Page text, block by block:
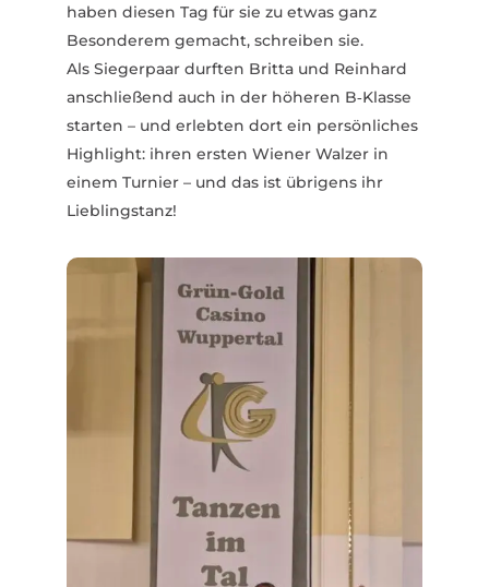
haben diesen Tag für sie zu etwas ganz
Beson­derem gemacht, schreiben sie.
Als Siegerpaar durften Britta und Reinhard
anschließend auch in der höheren B‑Klasse
starten – und erlebten dort ein persön­liches
High­light: ihren ersten Wiener Walzer in
einem Turnier – und das ist übrigens ihr
Lieb­lingstanz!